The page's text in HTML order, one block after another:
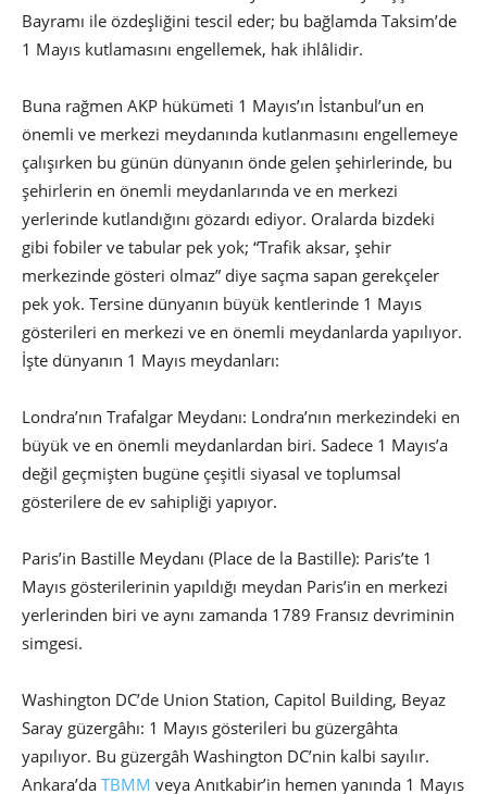
Bayramı ile özdeşliğini tescil eder; bu bağlamda Taksim’de
1 Mayıs kutlamasını engellemek, hak ihlâlidir.
Buna rağmen AKP hükümeti 1 Mayıs’ın İstanbul’un en
önemli ve merkezi meydanında kutlanmasını engellemeye
çalışırken bu günün dünyanın önde gelen şehirlerinde, bu
şehirlerin en önemli meydanlarında ve en merkezi
yerlerinde kutlandığını gözardı ediyor. Oralarda bizdeki
gibi fobiler ve tabular pek yok; “Trafik aksar, şehir
merkezinde gösteri olmaz” diye saçma sapan gerekçeler
pek yok. Tersine dünyanın büyük kentlerinde 1 Mayıs
gösterileri en merkezi ve en önemli meydanlarda yapılıyor.
İşte dünyanın 1 Mayıs meydanları:
Londra’nın Trafalgar Meydanı: Londra’nın merkezindeki en
büyük ve en önemli meydanlardan biri. Sadece 1 Mayıs’a
değil geçmişten bugüne çeşitli siyasal ve toplumsal
gösterilere de ev sahipliği yapıyor.
Paris’in Bastille Meydanı (Place de la Bastille): Paris’te 1
Mayıs gösterilerinin yapıldığı meydan Paris’in en merkezi
yerlerinden biri ve aynı zamanda 1789 Fransız devriminin
simgesi.
Washington DC’de Union Station, Capitol Building, Beyaz
Saray güzergâhı: 1 Mayıs gösterileri bu güzergâhta
yapılıyor. Bu güzergâh Washington DC’nin kalbi sayılır.
Ankara’da TBMM veya Anıtkabir’in hemen yanında 1 Mayıs